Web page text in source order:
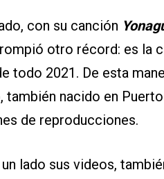
con su canción
otro récord: es la
todo 2021. De esta
, también nacido en
de reproducciones.
un lado sus videos,